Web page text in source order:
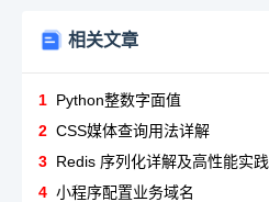
相关文章
1 Python整数字面值
2 CSS媒体查询用法详解
3 Redis 序列化详解及高性能实践
4 小程序配置业务域名